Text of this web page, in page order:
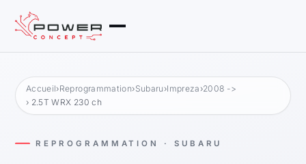
Accueil›Reprogrammation›Subaru ›Impreza ›2008 ->
› 2.5T WRX 230 ch
REPROGRAMMATION · SUBARU